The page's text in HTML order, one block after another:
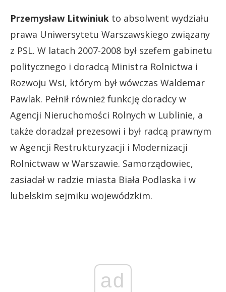
Przemysław Litwiniuk to absolwent wydziału
prawa Uniwersytetu Warszawskiego związany
z PSL. W latach 2007-2008 był szefem gabinetu
politycznego i doradcą Ministra Rolnictwa i
Rozwoju Wsi, którym był wówczas Waldemar
Pawlak. Pełnił również funkcję doradcy w
Agencji Nieruchomości Rolnych w Lublinie, a
także doradzał prezesowi i był radcą prawnym
w Agencji Restrukturyzacji i Modernizacji
Rolnictwaw w Warszawie. Samorządowiec,
zasiadał w radzie miasta Biała Podlaska i w
lubelskim sejmiku wojewódzkim.
ad